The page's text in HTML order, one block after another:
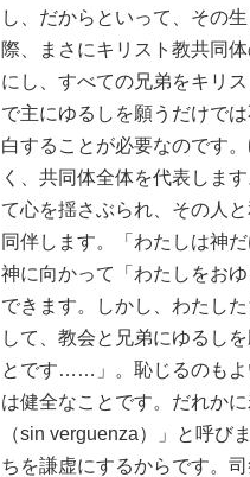
し、だからといって、その
際、まさにキリスト教共同
にし、すべての兄弟をキリ
で主にゆるしを願うだけで
白することが必要なのです
く、共同体全体を代表しま
て心を揺さぶられ、その人
同伴します。「わたしは神
神に向かって「わたしをお
できます。しかし、わたし
して、教会と兄弟にゆるし
とです……」。恥じるのもよ
は健全なことです。だれか
（sin verguenza）」と呼び
ちを謙虚にするからです。